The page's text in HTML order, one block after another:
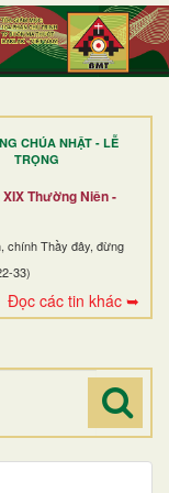
CHÚA NHẬT - LỄ
TRỌNG
Thường Niên -
chính Thầy đây, đừng
33)
Đọc các tin khác ➥